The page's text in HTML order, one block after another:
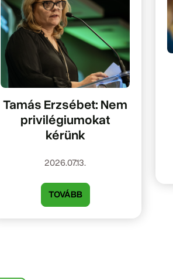
Tamás Erzsébet: Nem
privilégiumokat
kérünk
2026.07.13.
TOVÁBB